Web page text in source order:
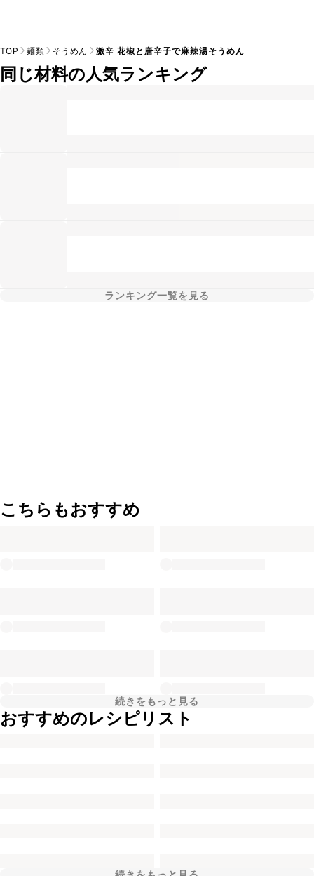
TOP 麺類 そうめん 激辛 花椒と唐辛子で麻辣湯そうめん
同じ材料の人気ランキング
ランキング一覧を見る
こちらもおすすめ
続きをもっと見る
おすすめのレシピリスト